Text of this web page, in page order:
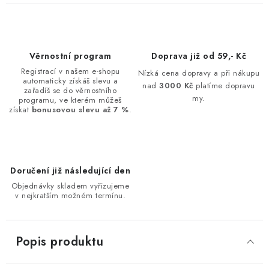
Věrnostní program
Registrací v našem e-shopu
automaticky získáš slevu a
zařadíš se do věrnostního
programu, ve kterém můžeš
získat bonusovou slevu až 7 %.
Doprava již od 59,- Kč
Nízká cena dopravy a při nákupu
nad3000 Kč platíme dopravu
my.
Doručení již následující den
Objednávky skladem vyřizujeme
v nejkratším možném termínu.
Popis produktu